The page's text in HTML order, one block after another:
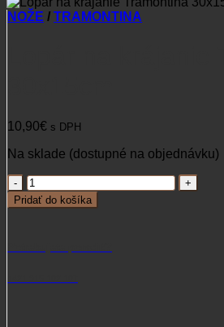
NOŽE / TRAMONTINA
10,90€ s DPH
Na sklade (dostupné na objednávku)
množstvo
Lopár
na
30x15cm
Pridať do košíka